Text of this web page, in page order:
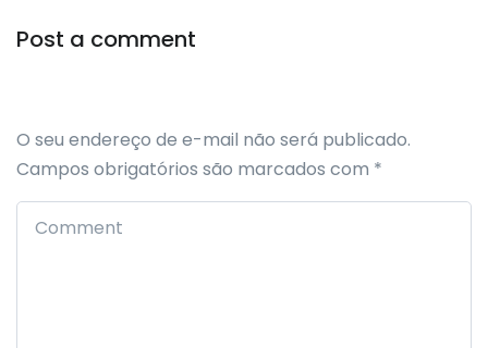
Post a comment
O seu endereço de e-mail não será publicado.
Campos obrigatórios são marcados com *